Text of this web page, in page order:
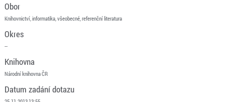
Obor
Knihovnictví, informatika, všeobecné, referenční literatura
Okres
--
Knihovna
Národní knihovna ČR
Datum zadání dotazu